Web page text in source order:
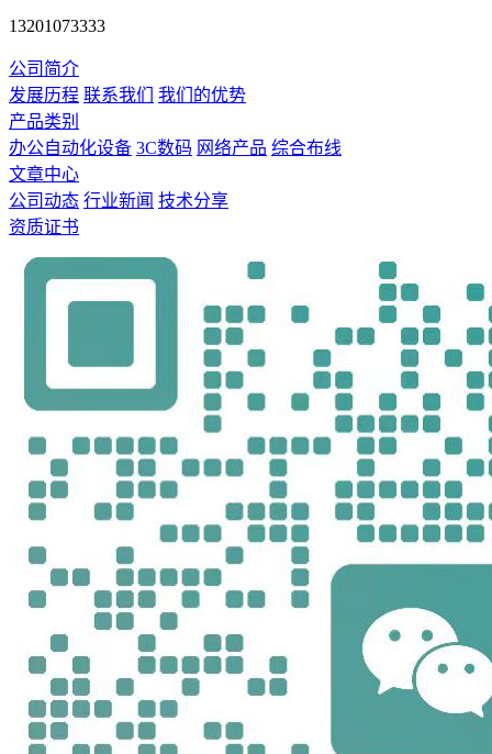
13201073333
公司简介
发展历程 联系我们
我们的优势
产品类别
办公自动化设备 3C数码 网络产品 综合布线
文章中心
公司动态 行业新闻 技术分享
资质证书